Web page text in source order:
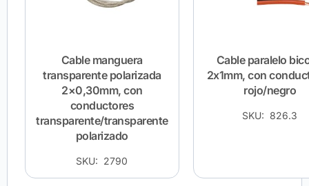
Cable manguera
transparente polarizada
2×0,30mm, con
conductores
transparente/transparente
polarizado
SKU: 2790
Cable paralelo
2x1mm, con
rojo/negro
SKU: 826.3